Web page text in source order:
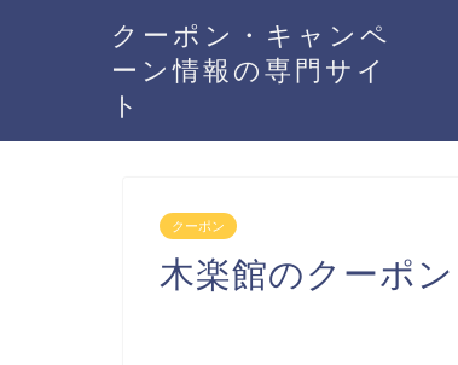
クーポン・キャンペ
ーン情報の専門サイ
ト
クーポン
木楽館のクーポ